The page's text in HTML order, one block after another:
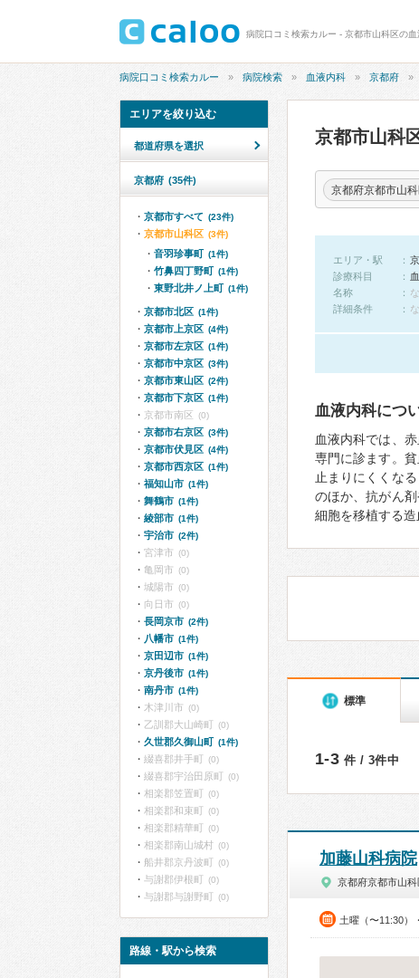
病院口コミ検索カルー - 京都市山科区の
病院口コミ検索カルー 病院検索 血液内科 京都府
京都市山科
京都府京都市山
エリア・駅
診療科目
名称
詳細条件
血液内科につ
血液内科では、
専門に診ます。
止まりにくくな
のほか、抗がん
細胞を移植する
標準
1-3 件 / 3件中
加藤山科病院
京都府京都市山
土曜（〜11:30）
エリアを絞り込む
都道府県を選択
京都府 (35件)
京都市すべて (23件)
京都市山科区 (3件)
音羽珍事町 (1件)
竹鼻四丁野町 (1件)
東野北井ノ上町 (1件)
京都市北区 (1件)
京都市上京区 (4件)
京都市左京区 (1件)
京都市中京区 (3件)
京都市東山区 (2件)
京都市下京区 (1件)
京都市南区 (0)
京都市右京区 (3件)
京都市伏見区 (4件)
京都市西京区 (1件)
福知山市 (1件)
舞鶴市 (1件)
綾部市 (1件)
宇治市 (2件)
宮津市 (0)
亀岡市 (0)
城陽市 (0)
向日市 (0)
長岡京市 (2件)
八幡市 (1件)
京田辺市 (1件)
京丹後市 (1件)
南丹市 (1件)
木津川市 (0)
乙訓郡大山崎町 (0)
久世郡久御山町 (1件)
綴喜郡井手町 (0)
綴喜郡宇治田原町 (0)
相楽郡笠置町 (0)
相楽郡和束町 (0)
相楽郡精華町 (0)
相楽郡南山城村 (0)
船井郡京丹波町 (0)
与謝郡伊根町 (0)
与謝郡与謝野町 (0)
路線・駅から検索